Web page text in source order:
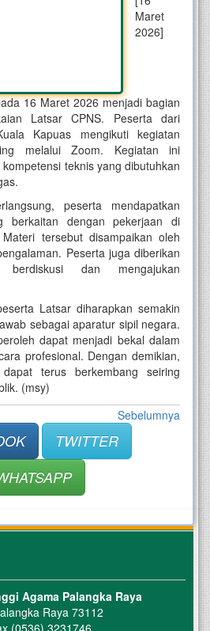
Maret
2026]
16 Maret 2026 menjadi bagian
Latsar CPNS. Peserta dari
Kapuas mengikuti kegiatan
melalui Zoom. Kegiatan ini
teknis yang dibutuhkan
peserta mendapatkan
berkaitan dengan pekerjaan di
tersebut disampaikan oleh
Peserta juga diberikan
berdiskusi dan mengajukan
Latsar diharapkan semakin
sebagai aparatur sipil negara.
dapat menjadi bekal dalam
profesional. Dengan demikian,
terus berkembang seiring
(msy)
Sebelumnya
TWITTER
Agama Palangka Raya
Raya 73112